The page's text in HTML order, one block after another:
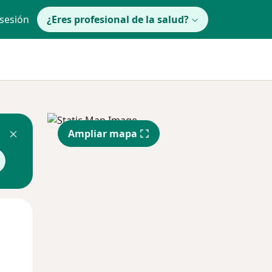
¿Eres profesional de la salud?
Ampliar mapa